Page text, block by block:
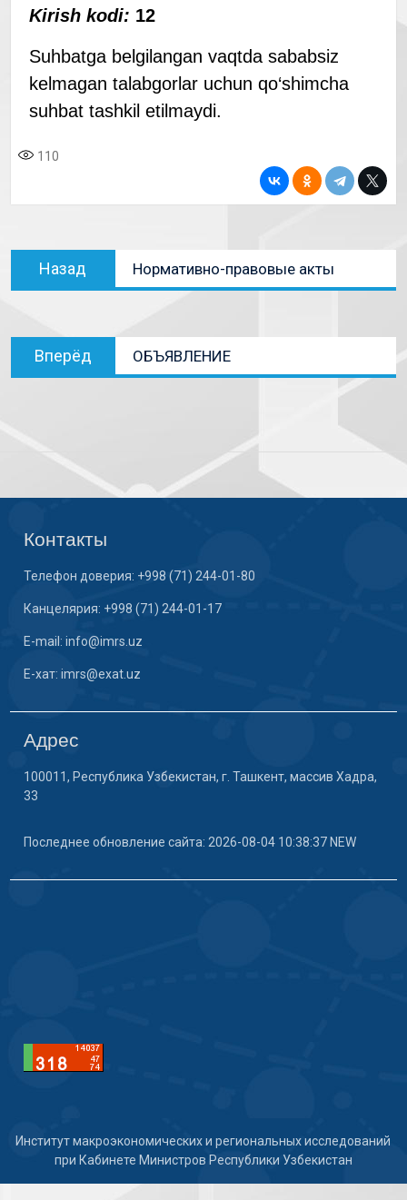
Kirish kodi: 12
Suhbatga belgilangan vaqtda sababsiz
kelmagan talabgorlar uchun qo‘shimcha
suhbat tashkil etilmaydi.
110
Назад Нормативно-правовые акты
Вперёд ОБЪЯВЛЕНИЕ
Контакты
Телефон доверия: +998 (71) 244-01-80
Канцелярия: +998 (71) 244-01-17
E-mail: info@imrs.uz
E-хат: imrs@exat.uz
Адрес
100011, Республика Узбекистан, г. Ташкент, массив Хадра,
33
Последнее обновление сайта: 2026-08-04 10:38:37 NEW
Институт макроэкономических и региональных исследований
при Кабинете Министров Республики Узбекистан